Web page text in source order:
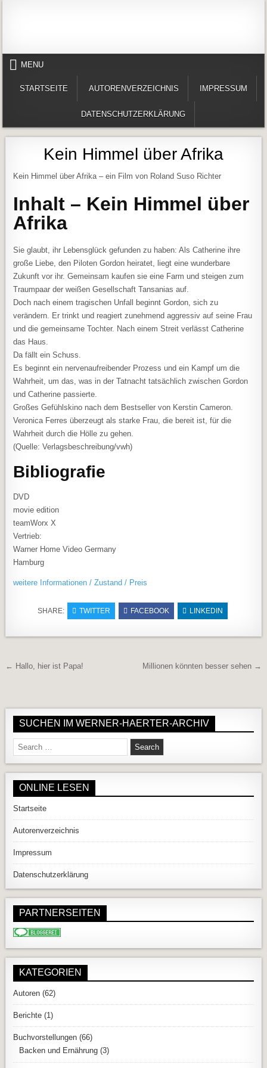
MENU
STARTSEITE AUTORENVERZEICHNIS IMPRESSUM
DATENSCHUTZERKLÄRUNG
Kein Himmel über Afrika
Kein Himmel über Afrika – ein Film von Roland Suso Richter
Inhalt – Kein Himmel über
Afrika
Sie glaubt, ihr Lebensglück gefunden zu haben: Als Catherine ihre
große Liebe, den Piloten Gordon heiratet, liegt eine wunderbare
Zukunft vor ihr. Gemeinsam kaufen sie eine Farm und steigen zum
Traumpaar der weißen Gesellschaft Tansanias auf.
Doch nach einem tragischen Unfall beginnt Gordon, sich zu
verändern. Er trinkt und reagiert zunehmend aggressiv auf seine Frau
und die gemeinsame Tochter. Nach einem Streit verlässt Catherine
das Haus.
Da fällt ein Schuss.
Es beginnt ein nervenaufreibender Prozess und ein Kampf um die
Wahrheit, um das, was in der Tatnacht tatsächlich zwischen Gordon
und Catherine passierte.
Großes Gefühlskino nach dem Bestseller von Kerstin Cameron.
Veronica Ferres überzeugt als starke Frau, die bereit ist, für die
Wahrheit durch die Hölle zu gehen.
(Quelle: Verlagsbeschreibung/vwh)
Bibliografie
DVD
movie edition
teamWorx X
Vertrieb:
Warner Home Video Germany
Hamburg
weitere Informationen / Zustand / Preis
SHARE: TWITTER FACEBOOK LINKEDIN
BeitragsnavigationMillionen könnten besser sehen →
← Hallo, hier ist Papa!
SUCHEN IM WERNER-HAERTER-ARCHIV
Search for:
ONLINE LESEN
Startseite
Autorenverzeichnis
Impressum
Datenschutzerklärung
PARTNERSEITEN
KATEGORIEN
Autoren (62)
Berichte (1)
Buchvorstellungen (66)
Backen und Ernährung (3)